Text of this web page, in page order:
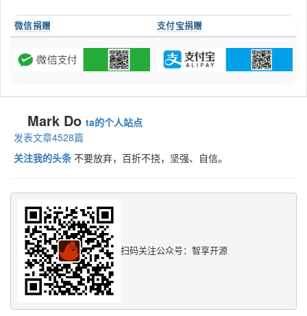
微信捐赠 支付宝捐赠
Mark Do ta的个人站点
发表文章4528篇
关注我的头条 不要放弃，百折不挠，坚强、自信。
扫码关注公众号：智享开源